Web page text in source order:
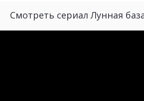
Смотреть сериал Лунная